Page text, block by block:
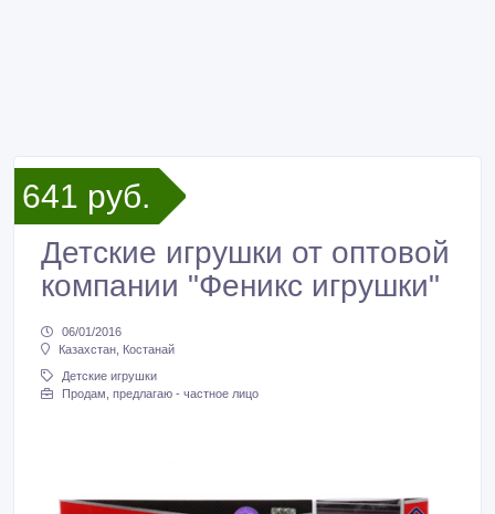
641 руб.
Детские игрушки от оптовой
компании "Феникс игрушки"
06/01/2016
Казахстан, Костанай
Детские игрушки
Продам, предлагаю - частное лицо